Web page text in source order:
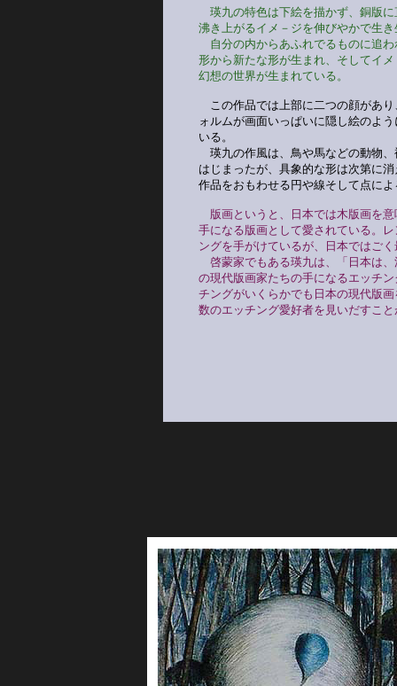
瑛九の特色は下絵を描かず、銅版
沸き上がるイメ－ジを伸びやかで生
自分の内からあふれでるものに追
形から新たな形が生まれ、そしてイ
幻想の世界が生まれている。
この作品では上部に二つの顔があ
ォルムが画面いっぱいに隠し絵のよ
いる。
瑛九の作風は、鳥や馬などの動物
はじまったが、具象的な形は次第に
作品をおもわせる円や線そして点に
版画というと、日本では木版画を
手になる版画として愛されている。
ングを手がけているが、日本ではご
啓蒙家でもある瑛九は、「日本は
の現代版画家たちの手になるエッチ
チングがいくらかでも日本の現代版
数のエッチング愛好者を見いだすこ